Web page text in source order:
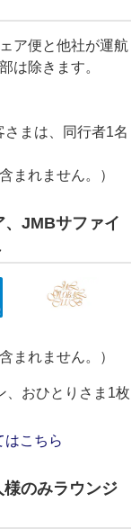
ア便と他社が運航
は除きます。
まは、同行者1名
まれません。）
JMBサファイ
まれません。）
、おひとりさま1枚
はこちら
のみラウンジ